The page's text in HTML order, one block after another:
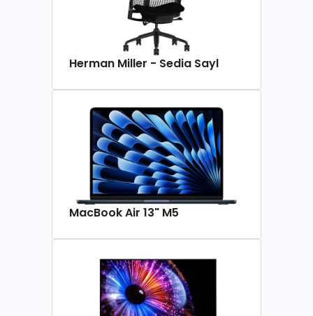
Herman Miller - Sedia Sayl
MacBook Air 13" M5